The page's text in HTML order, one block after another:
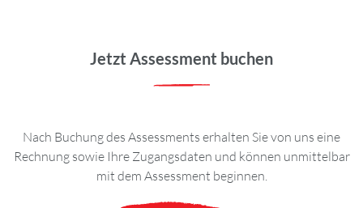
Jetzt Assessment buchen
Nach Buchung des Assessments erhalten Sie von uns eine
Rechnung sowie Ihre Zugangsdaten und können unmittelbar
mit dem Assessment beginnen.